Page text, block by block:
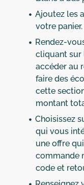
Ajoutez les
votre panier.
Rendez-
cliquant sur
accéder au
faire des
cette
montant
Choisissez
qui vous
une offre
commande
code et